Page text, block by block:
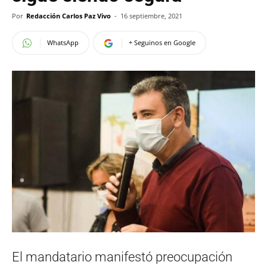
Por Redacción Carlos Paz Vivo - 16 septiembre, 2021
WhatsApp + Seguinos en Google
El mandatario manifestó preocupación